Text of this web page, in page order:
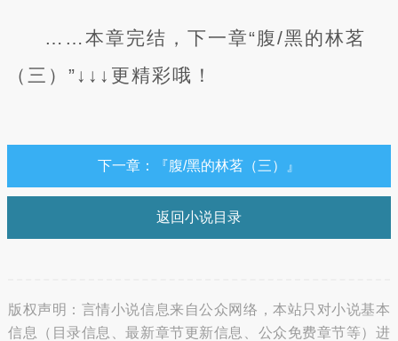
……本章完结，下一章“腹/黑的林茗
（三）”↓↓↓更精彩哦！
下一章：『腹/黑的林茗（三）』
返回小说目录
版权声明：言情小说信息来自公众网络，本站只对小说基本
信息（目录信息、最新章节更新信息、公众免费章节等）进